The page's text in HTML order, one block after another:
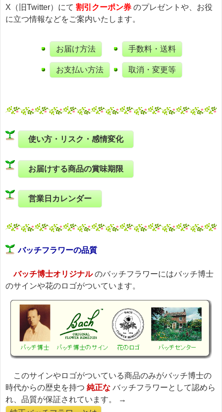
X（旧Twitter）にて 割引クーポン券 のプレゼントや、お役
に立つ情報などをご案内いたします。
お届け方法
お支払い方法
手数料・送料
取消・変更等
使い方・リスク・感情変化
お届けする商品の賞味期限
営業日カレンダー
バッチフラワーの品質
バッチ博士オリジナルのバッチフラワーにはバッチ博士
のサインや花のロゴがついています。
このサインやロゴがついている商品のみがバッチ博士の
時代からの歴史を持つ 純正な バッチフラワーとして認めら
れ、品質が保証されています。 →